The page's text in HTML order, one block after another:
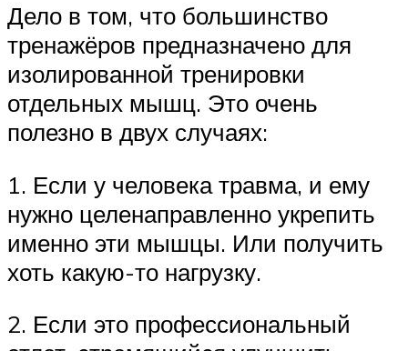
Дело в том, что большинство
тренажёров предназначено для
изолированной тренировки
отдельных мышц. Это очень
полезно в двух случаях:
1. Если у человека травма, и ему
нужно целенаправленно укрепить
именно эти мышцы. Или получить
хоть какую-то нагрузку.
2. Если это профессиональный